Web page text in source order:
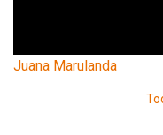
Juana Marulanda